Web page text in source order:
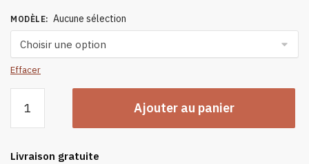
MODÈLE: Aucune sélection
Effacer
Chaussons
Ajouter au panier
Livraison gratuite